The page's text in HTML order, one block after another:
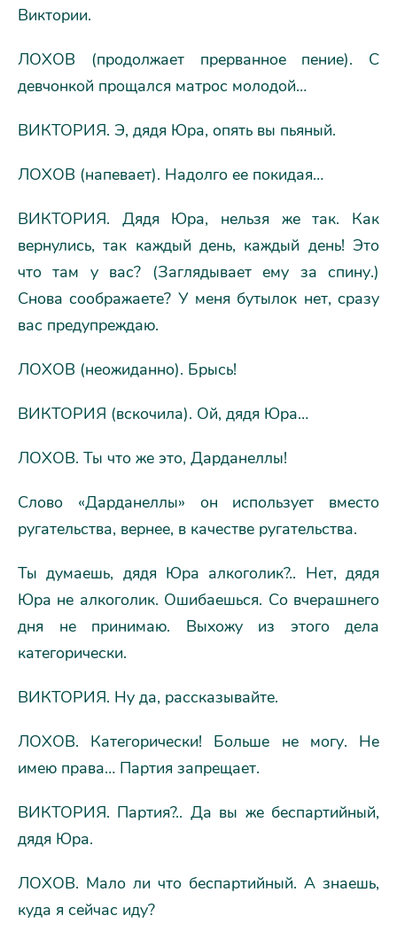
Виктории.
ЛОХОВ (продолжает прерванное пение). С
девчонкой прощался матрос молодой…
ВИКТОРИЯ. Э, дядя Юра, опять вы пьяный.
ЛОХОВ (напевает). Надолго ее покидая…
ВИКТОРИЯ. Дядя Юра, нельзя же так. Как
вернулись, так каждый день, каждый день! Это
что там у вас? (Заглядывает ему за спину.)
Снова соображаете? У меня бутылок нет, сразу
вас предупреждаю.
ЛОХОВ (неожиданно). Брысь!
ВИКТОРИЯ (вскочила). Ой, дядя Юра…
ЛОХОВ. Ты что же это, Дарданеллы!
Слово «Дарданеллы» он использует вместо
ругательства, вернее, в качестве ругательства.
Ты думаешь, дядя Юра алкоголик?.. Нет, дядя
Юра не алкоголик. Ошибаешься. Со вчерашнего
дня не принимаю. Выхожу из этого дела
категорически.
ВИКТОРИЯ. Ну да, рассказывайте.
ЛОХОВ. Категорически! Больше не могу. Не
имею права… Партия запрещает.
ВИКТОРИЯ. Партия?.. Да вы же беспартийный,
дядя Юра.
ЛОХОВ. Мало ли что беспартийный. А знаешь,
куда я сейчас иду?